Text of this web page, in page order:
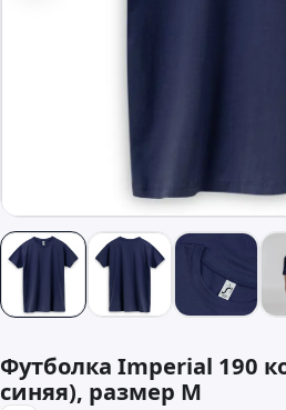
Футболка Imperial 190
синяя), размер M